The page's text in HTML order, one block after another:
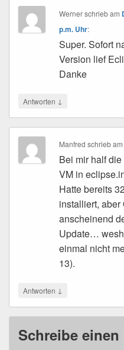
Werner schriebam
p.m. Uhr:
Super. Sofort
Version lief
Danke
Antworten ↓
Manfred schrieb
Bei mir half
VM in
Hatte bereits
installiert, aber
anscheinend
Update…
einmal nicht
13).
Antworten ↓
Schreibe